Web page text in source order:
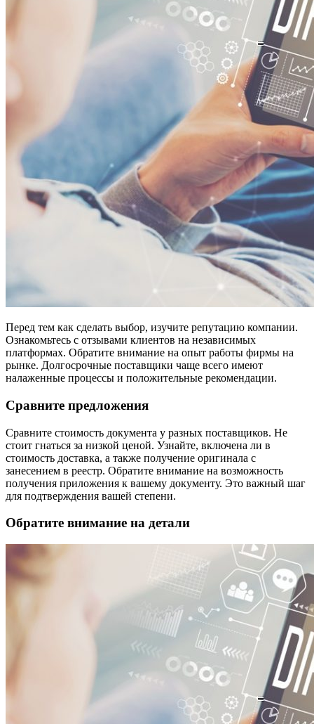
Перед тем как сделать выбор, изучите репутацию компании.
Ознакомьтесь с отзывами клиентов на независимых
платформах. Обратите внимание на опыт работы фирмы на
рынке. Долгосрочные поставщики чаще всего имеют
налаженные процессы и положительные рекомендации.
Сравните предложения
Сравните стоимость документа у разных поставщиков. Не
стоит гнаться за низкой ценой. Узнайте, включена ли в
стоимость доставка, а также получение оригинала с
занесением в реестр. Обратите внимание на возможность
получения приложения к вашему документу. Это важный шаг
для подтверждения вашей степени.
Обратите внимание на детали